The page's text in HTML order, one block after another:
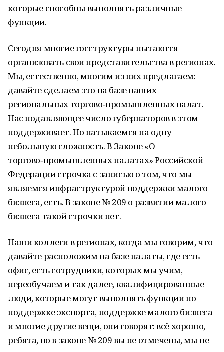
которые способны выполнять различные
функции.
Сегодня многие госструктуры пытаются
организовать свои представительства в регионах.
Мы, естественно, многим из них предлагаем:
давайте сделаем это на базе наших
региональных торгово‑промышленных палат.
Нас подавляющее число губернаторов в этом
поддерживает. Но натыкаемся на одну
небольшую сложность. В Законе «О
торгово‑промышленных палатах» Российской
Федерации строчка с записью о том, что мы
являемся инфраструктурой поддержки малого
бизнеса, есть. В законе № 209 о развитии малого
бизнеса такой строчки нет.
Наши коллеги в регионах, когда мы говорим, что
давайте расположим на базе палаты, где есть
офис, есть сотрудники, которых мы учим,
переобучаем и так далее, квалифицированные
люди, которые могут выполнять функции по
поддержке экспорта, поддержке малого бизнеса
и многие другие вещи, они говорят: всё хорошо,
ребята, но в законе № 209 вы не отмечены, мы не